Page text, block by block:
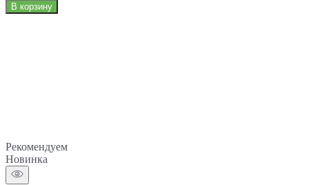
В корзину
Рекомендуем
Новинка